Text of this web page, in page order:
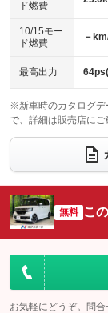
電動格納ミラー
：装備あり
パワーシート
ベンチシート
：装備あり
チップアップシ
：装備あり
：装備なし
ウォークスルー
：装備なし
電動リアゲート
：装備なし
サイドカメラ
：装備なし
：装備なし
ド燃費
10/15モー
ド燃費
－
最高出力
※新車時のカタログデ
で、詳細は販売店にご
無料 こ
お気軽にどうぞ。問